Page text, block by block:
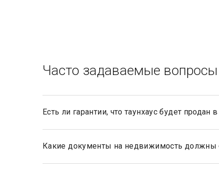
Часто задаваемые вопросы
Есть ли гарантии, что таунхаус будет продан
по завышенной цене.
Какие документы на недвижимость должны